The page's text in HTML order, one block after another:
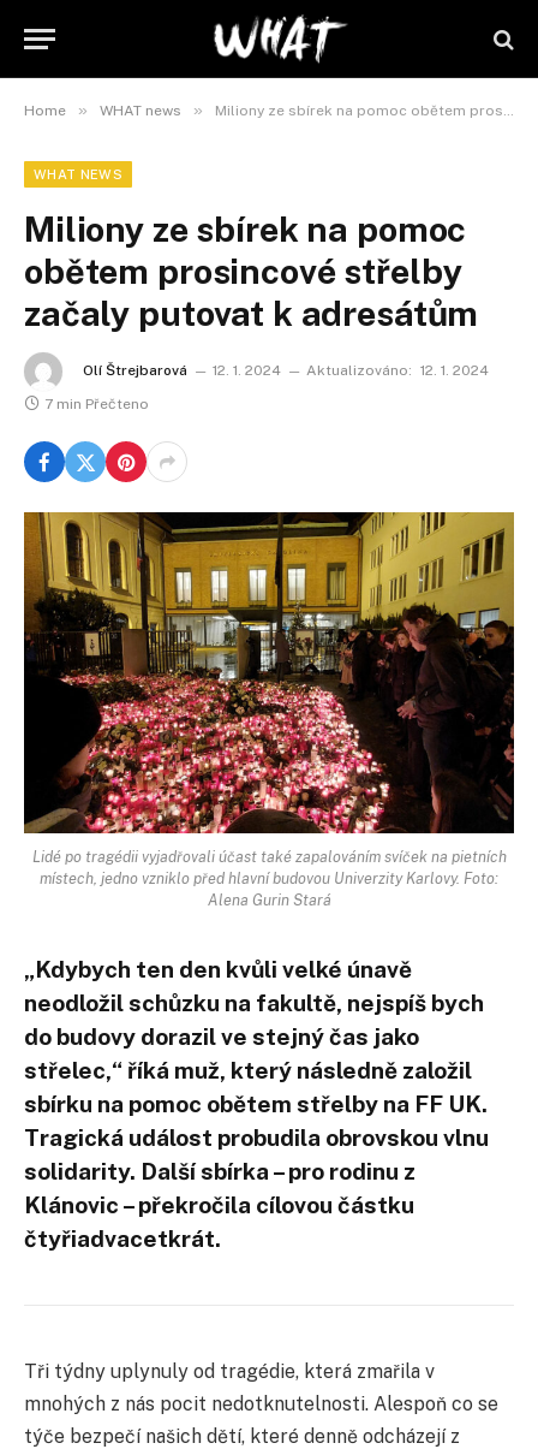
Home » WHAT news » Miliony ze sbírek na pomoc obětem prosincové střelby začaly putovat k adresátům
WHAT NEWS
Miliony ze sbírek na pomoc
obětem prosincové střelby
začaly putovat k adresátům
Olí Štrejbarová 12. 1. 2024 Aktualizováno: 12. 1. 2024
7 min Přečteno
Lidé po tragédii vyjadřovali účast také zapalováním svíček na pietních
místech, jedno vzniklo před hlavní budovou Univerzity Karlovy. Foto:
Alena Gurin Stará
„Kdybych ten den kvůli velké únavě
neodložil schůzku na fakultě, nejspíš bych
do budovy dorazil ve stejný čas jako
střelec,“ říká muž, který následně založil
sbírku na pomoc obětem střelby na FF UK.
Tragická událost probudila obrovskou vlnu
solidarity. Další sbírka – pro rodinu z
Klánovic – překročila cílovou částku
čtyřiadvacetkrát.
Tři týdny uplynuly od tragédie, která zmařila v
mnohých z nás pocit nedotknutelnosti. Alespoň co se
týče bezpečí našich dětí, které denně odcházejí z